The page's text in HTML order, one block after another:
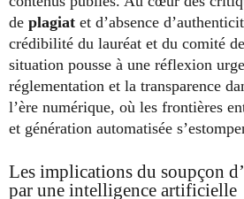
de plagiat et d’absence
crédibilité du lauréat et du comité
situation pousse à une réflexion
réglementation et la transparence
l’ère numérique, où les frontières
et génération automatisée
Les implications du soupçon
par une intelligence artificielle